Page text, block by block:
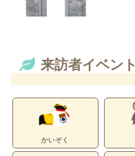
来訪者イベント
かいぞく